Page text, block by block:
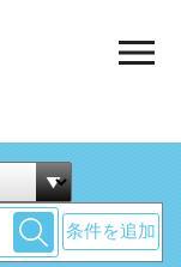
条件を追加